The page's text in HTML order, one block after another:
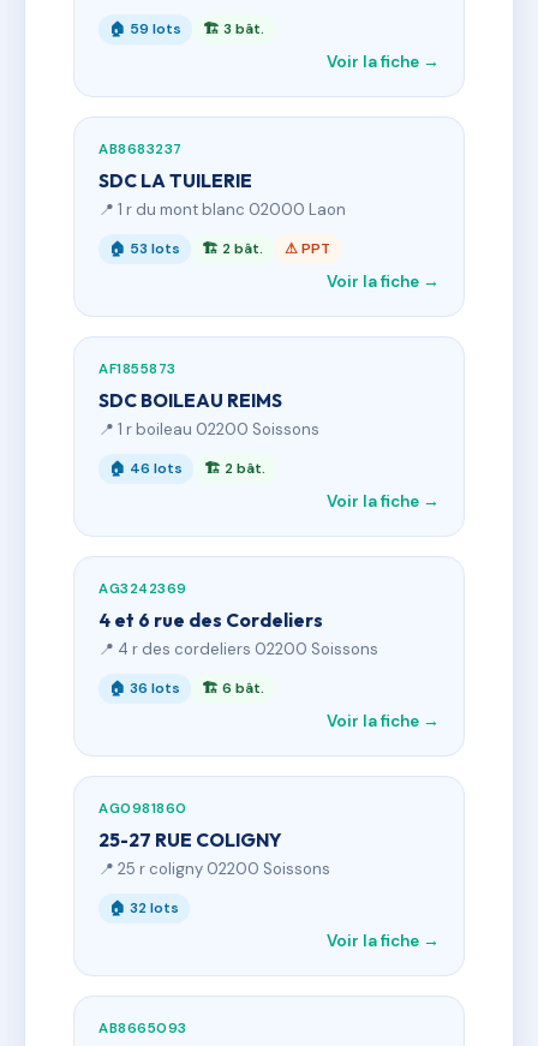
🏠 59 lots 🏗 3 bât.
Voir la fiche →
AB8683237
SDC LA TUILERIE
📍 1 r du mont blanc 02000 Laon
🏠 53 lots 🏗 2 bât. ⚠ PPT
Voir la fiche →
AF1855873
SDC BOILEAU REIMS
📍 1 r boileau 02200 Soissons
🏠 46 lots 🏗 2 bât.
Voir la fiche →
AG3242369
4 et 6 rue des Cordeliers
📍 4 r des cordeliers 02200 Soissons
🏠 36 lots 🏗 6 bât.
Voir la fiche →
AG0981860
25-27 RUE COLIGNY
📍 25 r coligny 02200 Soissons
🏠 32 lots
Voir la fiche →
AB8665093